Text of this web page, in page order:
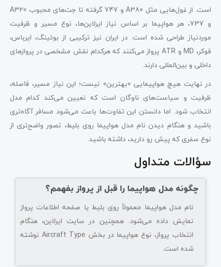
است. از غول‌هایی مثل A380 و 747 گرفته تا جت‌های محبوب A320
و 737، هر هواپیما بر اساس نیاز ایرلاین‌ها، نوع مسیر و ظرفیت
موردنیاز طراحی شده است. در ایران نیز ترکیبی از بوئینگ، ایرباس،
فوکر، MD و ATR پرواز می‌کنند که هرکدام نقش مشخصی در پروازهای
داخلی و بین‌المللی دارند.
در نهایت هیچ هواپیمایی «بهترین» نیست؛ این نیاز مسیر، فاصله،
ظرفیت و سیاست‌های ناوگان است که تعیین می‌کند کدام مدل
انتخاب شود. اما دانستن این تفاوت‌ها باعث می‌شود مسافر آگاه‌تری
باشید و هنگام دیدن نام مدل هواپیما روی بلیط، تصور واضح‌تری از
نوع سفری که پیش‌ رو دارید، داشته باشید.
سؤالات متداول
چگونه مدل هواپیما را قبل از پرواز بفهمم؟
نام مدل هواپیما معمولاً روی بلیط یا صفحه اطلاعات پرواز
نمایش داده می‌شود. همچنین در سایت ایرلاین، هنگام
انتخاب پرواز، نوع هواپیما در بخش Aircraft Type نوشته
شده است.